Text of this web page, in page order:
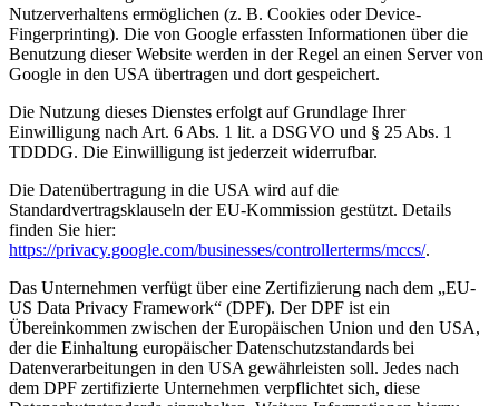
Nutzerverhaltens ermöglichen (z. B. Cookies oder Device-
Fingerprinting). Die von Google erfassten Informationen über die
Benutzung dieser Website werden in der Regel an einen Server von
Google in den USA übertragen und dort gespeichert.
Die Nutzung dieses Dienstes erfolgt auf Grundlage Ihrer
Einwilligung nach Art. 6 Abs. 1 lit. a DSGVO und § 25 Abs. 1
TDDDG. Die Einwilligung ist jederzeit widerrufbar.
Die Datenübertragung in die USA wird auf die
Standardvertragsklauseln der EU-Kommission gestützt. Details
finden Sie hier:
https://privacy.google.com/businesses/controllerterms/mccs/.
Das Unternehmen verfügt über eine Zertifizierung nach dem „EU-
US Data Privacy Framework“ (DPF). Der DPF ist ein
Übereinkommen zwischen der Europäischen Union und den USA,
der die Einhaltung europäischer Datenschutzstandards bei
Datenverarbeitungen in den USA gewährleisten soll. Jedes nach
dem DPF zertifizierte Unternehmen verpflichtet sich, diese